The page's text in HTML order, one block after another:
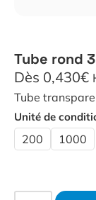
Tube rond
Dès 0,430€
Tube
Unité de
200 1000